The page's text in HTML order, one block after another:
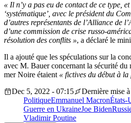
« Il n’y a pas eu de contact de ce type,
‘systématique’, avec le président du
d’autres représentants de l’Alliance de
d’une commission de crise russo-
résolution des conflits », a déclaré le
Il a ajouté que les spéculations sur la
avec M. Bauer concernant la sécurité du
mer Noire étaient « fictives du début à la
Dec 5, 2022 - 07:15
Dernière mise
PolitiqueEmmanuel MacronÉtats-
Guerre en UkraineJoe Biden
Vladimir Poutine